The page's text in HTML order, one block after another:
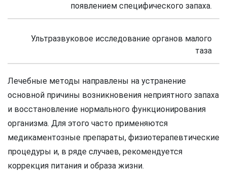
появлением специфического запаха.
Ультразвуковое исследование органов малого
таза
Лечебные методы направлены на устранение
основной причины возникновения неприятного запаха
и восстановление нормального функционирования
организма. Для этого часто применяются
медикаментозные препараты, физиотерапевтические
процедуры и, в ряде случаев, рекомендуется
коррекция питания и образа жизни.